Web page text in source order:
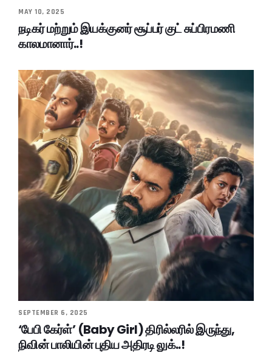
MAY 10, 2025
நடிகர் மற்றும் இயக்குனர் சூப்பர் குட் சுப்பிரமணி
காலமானார்..!
SEPTEMBER 6, 2025
‘பேபி கேர்ள்’ (Baby Girl) திரில்லரில் இருந்து,
நிவின் பாலியின் புதிய அதிரடி லுக்..!